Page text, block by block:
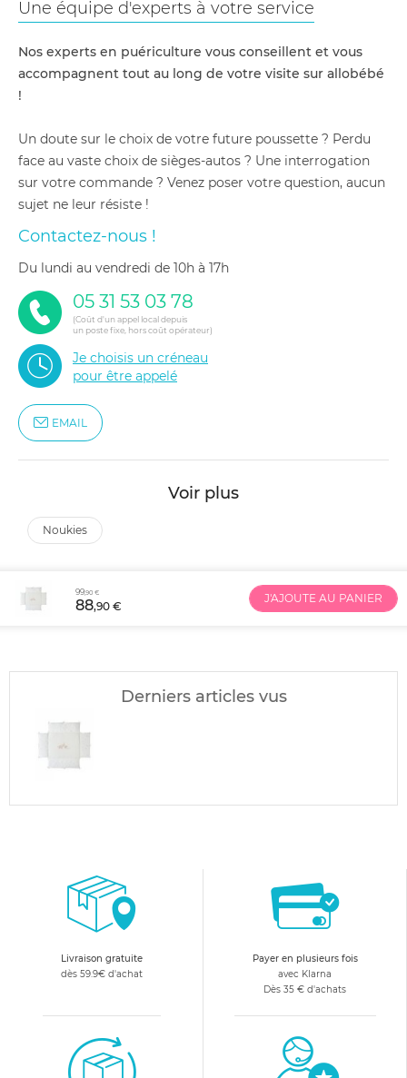
Une équipe d'experts à votre service
Nos experts en puériculture vous conseillent et vous
accompagnent tout au long de votre visite sur allobébé
!
Un doute sur le choix de votre future poussette ? Perdu
face au vaste choix de sièges-autos ? Une interrogation
sur votre commande ? Venez poser votre question, aucun
sujet ne leur résiste !
Contactez-nous !
du lundi au vendredi de 10h à 17h
05 31 53 03 78
(Coût d'un appel local depuis
un poste fixe, hors coût opérateur)
Je choisis un créneau
pour être appelé
EMAIL
Voir plus
noukies
99,90 €
88,90 €
J'AJOUTE AU PANIER
Derniers articles vus
Livraison gratuite
dès 59.9€ d'achat
Payer en plusieurs fois
avec Klarna
Dès 35 € d'achats